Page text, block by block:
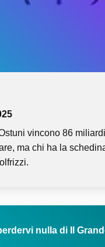
vincono 86
ma chi ha la
nulla di Il